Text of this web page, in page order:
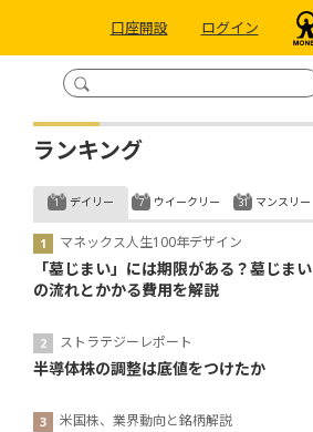
口座開設 ログイン
ランキング
デイリー
マネックス人生100年デザイン
「墓じまい」には期限がある？墓じまい
の流れとかかる費用を解説
ストラテジーレポート
半導体株の調整は底値をつけたか
米国株、業界動向と銘柄解説
ウイークリー マンスリー